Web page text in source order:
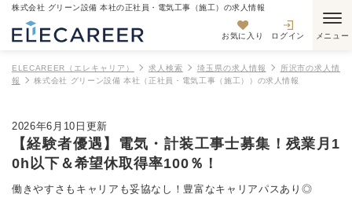
株式会社 グリーン設備 本社の正社員・電気工事（施工）の求人情報
お気に入り ログイン
ELECAREER（エレキャリア） 求人検索 埼玉県の求人情報
所沢市の求人情
報
株式会社 グリーン設備 本社（正社員・電気工事（施工））の求人情報
2026年6月10日更新
【経験者優遇】電気・計装工事士募集！残業月1
0h以下＆希望休取得率100％！
働きやすさもキャリアも妥協なし！豊富なキャリアパスあり◎